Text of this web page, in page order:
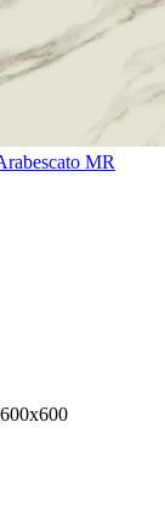
MR
600x600